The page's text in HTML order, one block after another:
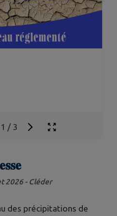
1 / 3
2026 - Cléder
des précipitations de